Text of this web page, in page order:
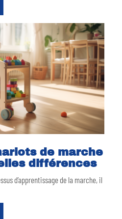
de marche
différences
d’apprentissage de la marche, il